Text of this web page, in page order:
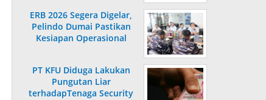
ERB 2026 Segera Digelar,
Pelindo Dumai Pastikan
Kesiapan Operasional
PT KFU Diduga Lakukan
Pungutan Liar
terhadapTenaga Security